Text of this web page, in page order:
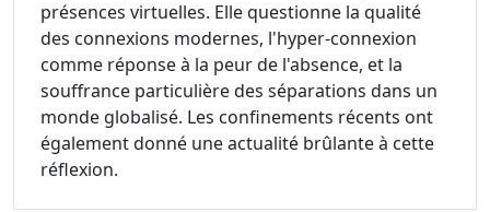
présences virtuelles. Elle questionne la qualité
des connexions modernes, l'hyper-connexion
comme réponse à la peur de l'absence, et la
souffrance particulière des séparations dans un
monde globalisé. Les confinements récents ont
également donné une actualité brûlante à cette
réflexion.